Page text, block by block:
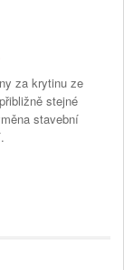
za krytinu ze
stejné
stavební